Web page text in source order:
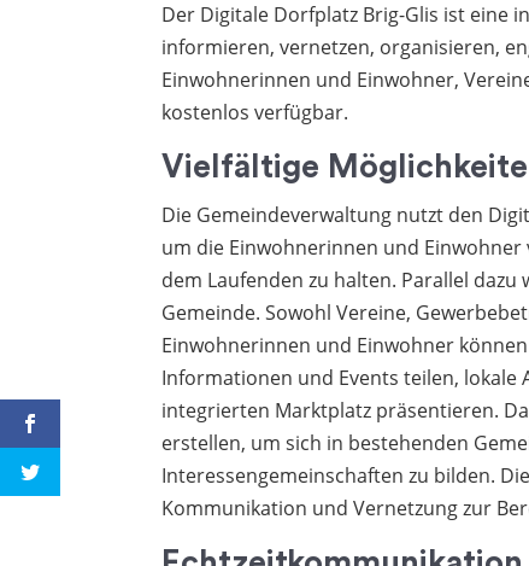
Der Digitale Dorfplatz Brig-Glis ist eine
informieren, vernetzen, organisieren,
Einwohnerinnen und Einwohner,
kostenlos verfügbar.
Vielfältige
Die Gemeindeverwaltung nutzt den
um die Einwohnerinnen und
dem Laufenden zu halten. Parallel
Gemeinde. Sowohl Vereine,
Einwohnerinnen und Einwohner
Informationen und Events teilen, lokale
integrierten Marktplatz präsentieren.
erstellen, um sich in bestehenden
Interessengemeinschaften zu bilden.
Kommunikation und Vernetzung zur